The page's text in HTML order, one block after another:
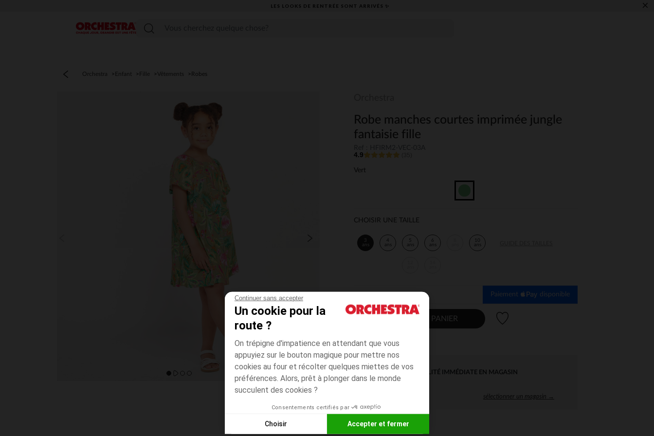
Continuer sans accepter
Un cookie pour la
route ?
On trépigne d'impatience en attendant que vous
appuyiez sur le bouton magique pour mettre nos
cookies au four et récolter quelques miettes de vos
préférences. Alors, prêt à plonger dans le monde
succulent des cookies ?
Consentements certifiés par
Choisir Accepter et fermer
LES LOOKS DE RENTRÉE SONT ARRIVÉS ✨ ×
Menu
Orchestra Enfant Fille Vêtements Robes
Robe manches courtes imprimée jungle
fantaisie fille
4.9
Vert
CHOISIR UNE TAILLE
3
ans
4
ans
5
ans
6
ans
10
ans
Paiement disponible
AJOUTER AU PANIER
DISPONIBILITÉ IMMÉDIATE EN MAGASIN
sélectionner un magasin →